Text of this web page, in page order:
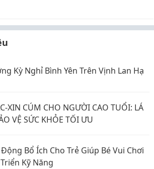
Kỳ Nghỉ Bình Yên Trên Vịnh Lan Hạ
XIN CÚM CHO NGƯỜI CAO TUỔI: LÁ
VỆ SỨC KHỎE TỐI ƯU
Bổ Ích Cho Trẻ Giúp Bé Vui Chơi
Kỹ Năng